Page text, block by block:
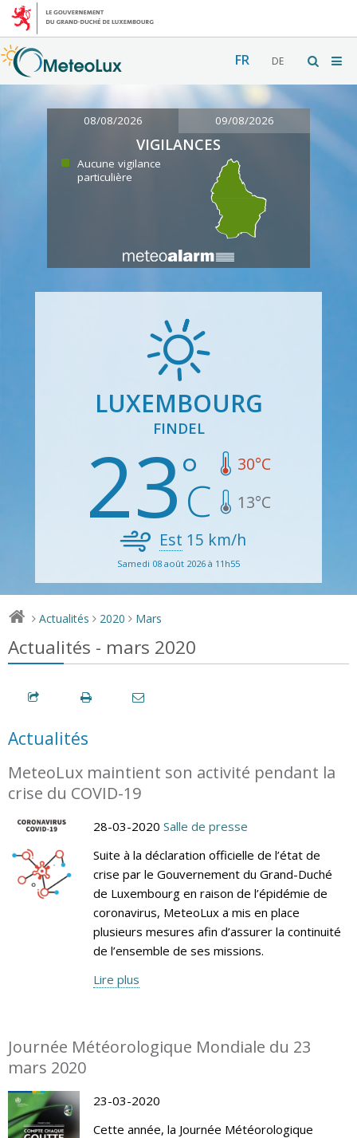
FR DE
08/08/2026 09/08/2026
VIGILANCES
Aucune vigilance
particulière
LUXEMBOURG
FINDEL
23 30°C
13°C
Est 15 km/h
Samedi 08 août 2026 à 11h55
> Actualités > 2020 > Mars
Actualités - mars 2020
Actualités
MeteoLux maintient son activité pendant la
crise du COVID-19
28-03-2020 Salle de presse
Suite à la déclaration officielle de l’état de
crise par le Gouvernement du Grand-Duché
de Luxembourg en raison de l’épidémie de
coronavirus, MeteoLux a mis en place
plusieurs mesures afin d’assurer la continuité
de l’ensemble de ses missions.
Lire plus
Journée Météorologique Mondiale du 23
mars 2020
23-03-2020
Cette année, la Journée Météorologique